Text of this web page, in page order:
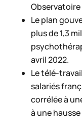
Le plan
plus de 1,3
avril 2022.
Le télé-
salariés
corrélée à
à une hausse